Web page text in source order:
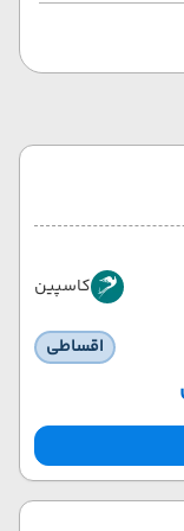
کاسپین
اقساطی